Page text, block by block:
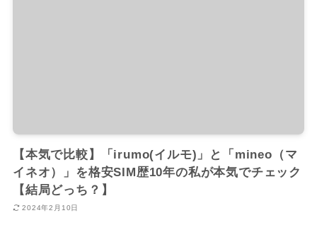
【本気で比較】「irumo(イルモ)」と「mineo（マ
イネオ）」を格安SIM歴10年の私が本気でチェック
【結局どっち？】
2024年2月10日